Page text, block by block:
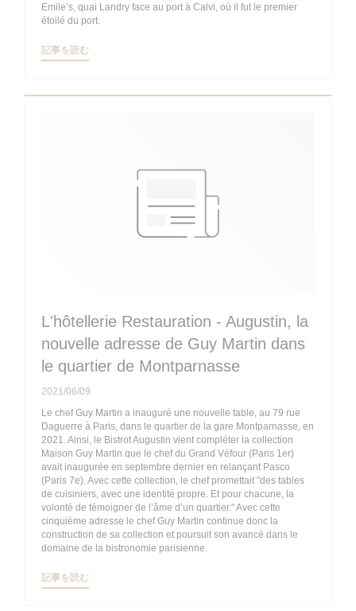
Emile’s, quai Landry face au port à Calvi, où il fut le premier
étoilé du port.
記事を読む((新しいウィンドウで開きます))
L'hôtellerie Restauration - Augustin, la
nouvelle adresse de Guy Martin dans
le quartier de Montparnasse
2021/06/09
Le chef Guy Martin a inauguré une nouvelle table, au 79 rue
Daguerre à Paris, dans le quartier de la gare Montparnasse, en
2021. Ainsi, le Bistrot Augustin vient compléter la collection
Maison Guy Martin que le chef du Grand Véfour (Paris 1er)
avait inaugurée en septembre dernier en relançant Pasco
(Paris 7e). Avec cette collection, le chef promettait "des tables
de cuisiniers, avec une identité propre. Et pour chacune, la
volonté de témoigner de l’âme d’un quartier." Avec cette
cinquième adresse le chef Guy Martin continue donc la
construction de sa collection et poursuit son avancé dans le
domaine de la bistronomie parisienne.
記事を読む((新しいウィンドウで開きます))